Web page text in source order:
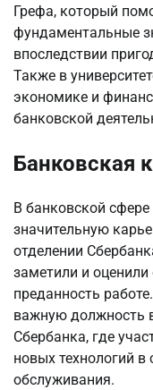
Грефа, который
фундаментальные
впоследствии
Также в
экономике и
банковской
Банковская
В банковской
значительную
отделении
заметили и
преданность
важную должность
Сбербанка, где
новых технологий в
обслуживания.